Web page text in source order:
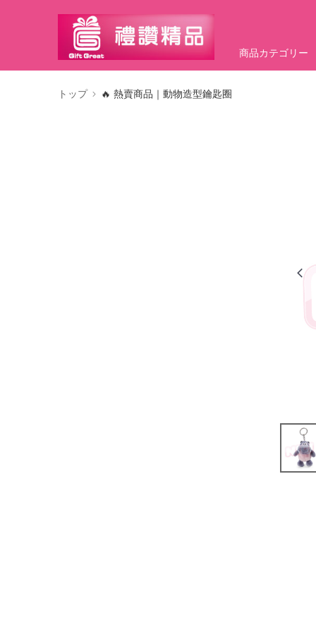
商品カテゴリー
トップ 🔥 熱賣商品｜動物造型鑰匙圈